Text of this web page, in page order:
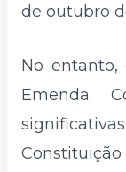
de outubro
No entanto,
Emenda